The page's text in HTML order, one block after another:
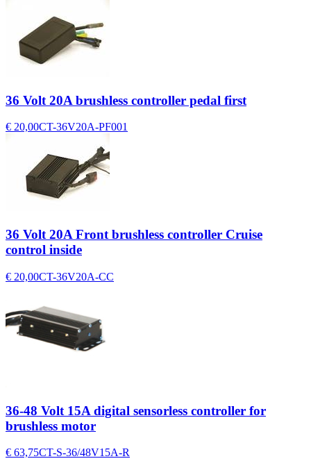
36 Volt 20A brushless controller pedal first
€ 20,00CT-36V20A-PF001
36 Volt 20A Front brushless controller Cruise
control inside
€ 20,00CT-36V20A-CC
36-48 Volt 15A digital sensorless controller for
brushless motor
€ 63,75CT-S-36/48V15A-R